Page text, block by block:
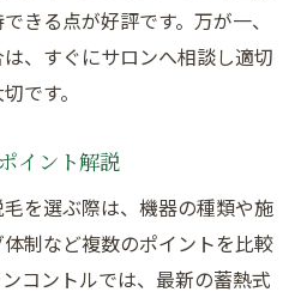
きる点が好評です。万が一、
、すぐにサロンへ相談し適切
です。
イント解説
を選ぶ際は、機器の種類や施
制など複数のポイントを比較
コントルでは、最新の蓄熱式